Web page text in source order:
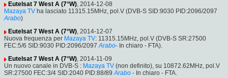
Eutelsat 7 West A (7°W), 2014-12-08
Mazaya TV ha lasciato 11315.15MHz, pol.V (DVB-S SID:9030 PID:2096/2097
Arabo)
Eutelsat 7 West A (7°W), 2014-12-07
Nuova frequenza per Mazaya TV: 11315.15MHz, pol.V (DVB-S SR:27500
FEC:5/6 SID:9030 PID:2096/2097 Arabo- In chiaro - FTA).
Eutelsat 7 West A (7°W), 2014-11-09
Un nuovo canale in DVB-S : Mazaya TV (non definito), su 10872.62MHz, pol.V
SR:27500 FEC:3/4 SID:2040 PID:88/89 Arabo - In chiaro - FTA.